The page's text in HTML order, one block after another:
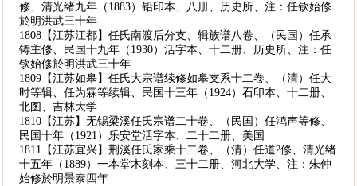
修、清光绪九年（1883）铅印本、八册、历史所、注：任钦始修
於明洪武三十年
1808【江苏江都】任氏南渡后分支、辑族谱八卷、（民国）任承
铸主修、民国十九年（1930）活字本、十二册、历史所、注：任
钦始修於明洪武三十年
1809【江苏如皋】任氏大宗谱续修如皋支系十二卷、（清）任大
时等辑、任为霖等续辑、民国十三年（1924）石印本、十二册、
北图、吉林大学
1810【江苏】无锡梁溪任氏宗谱二十卷、（民国）任鸿声等修、
民国十年（1921）乐安堂活字本、二十二册、美国
1811【江苏宜兴】荆溪任氏家乘十二卷、（清）任道?修、清光绪
十五年（1889）一本堂木刻本、三十二册、河北大学、注：朱仲
始修於明景泰四年